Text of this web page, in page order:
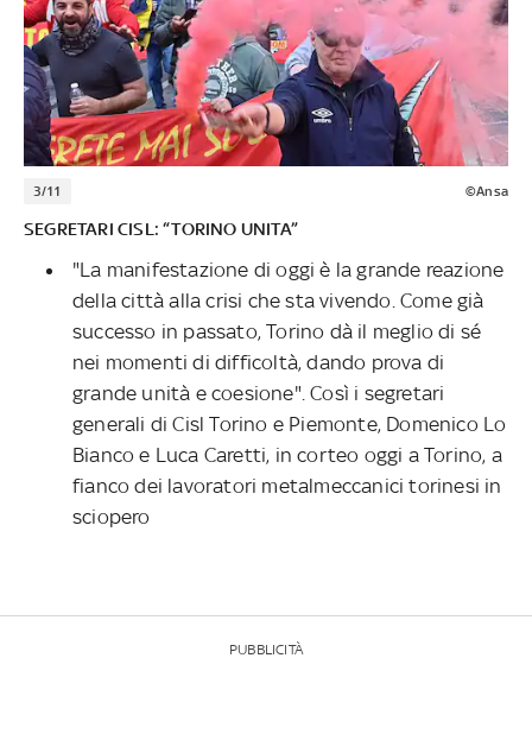
3/11 ©Ansa
SEGRETARI CISL: “TORINO UNITA”
"La manifestazione di oggi è la grande reazione
della città alla crisi che sta vivendo. Come già
successo in passato, Torino dà il meglio di sé
nei momenti di difficoltà, dando prova di
grande unità e coesione". Così i segretari
generali di Cisl Torino e Piemonte, Domenico Lo
Bianco e Luca Caretti, in corteo oggi a Torino, a
fianco dei lavoratori metalmeccanici torinesi in
sciopero
PUBBLICITÀ